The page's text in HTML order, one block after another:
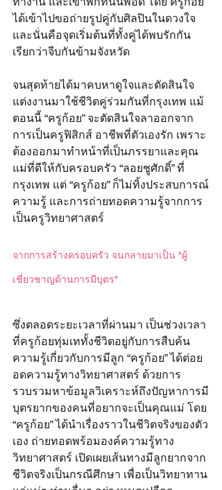
ได้เข้าไปขอถ่ายรูปคู่กับศิลปินในดวงใจ
และนั่นคือจุดเริ่มต้นที่ทั้งคู่ได้พบรักกัน
เรียกว่าจีบกันข้ามจังหวัด
จนสุดท้ายได้มาคบหาดูใจและตัดสินใจ
แต่งงานมาใช้ชีวิตคู่ร่วมกันที่กรุงเทพ แม้
ตอนนี้ “ครูก้อย” จะตัดสินใจลาออกจาก
การเป็นครูฟิสิกส์ อาชีพที่ตัวเองรัก เพราะ
ต้องออกมาทำหน้าที่เป็นภรรยาและคุณ
แม่ที่ดีให้กับครอบครัว “ลอยชูศักดิ์” ที่
กรุงเทพ แต่ “ครูก้อย” ก็ไม่ทิ้งประสบการณ์
ความรู้ และการถ่ายทอดความรู้จากการ
เป็นครูวิทยาศาสตร์
จากการสร้างครอบครัว จนกลายมาเป็น "ผู้
เชี่ยวชาญด้านการมีบุตร"
ซึ่งตลอดระยะเวลาที่ผ่านมา เป็นช่วงเวลา
ที่ครูก้อยทุ่มเททั้งชีวิตอยู่กับการสืบค้น
ความรู้เกี่ยวกับการมีลูก “ครูก้อย” ได้ต่อย
อดความรู้ทางวิทยาศาสตร์ ด้วยการ
รวบรวมหาข้อมูลวิเคราะห์ถึงปัญหาการมี
บุตรยากของคนที่อยากจะเป็นคุณแม่ โดย
“ครูก้อย” ได้นำเรื่องราวในชีวิตจริงของตัว
เอง ถ่ายทอดพร้อมองค์ความรู้ทาง
วิทยาศาสตร์ เปิดเผยเส้นทางมีลูกยากจาก
ชีวิตจริงเป็นกรณีศึกษา เพื่อเป็นวิทยาทาน